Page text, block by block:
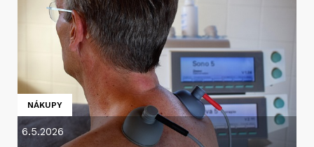
NÁKUPY
6.5.2026